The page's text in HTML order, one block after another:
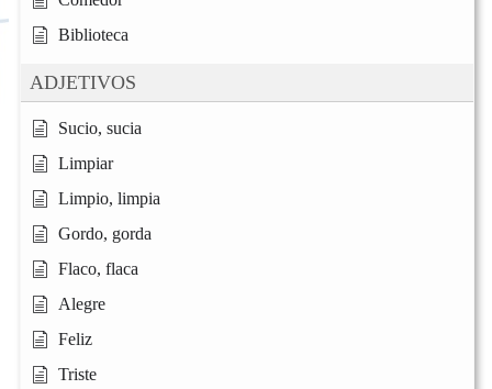
Biblioteca
ADJETIVOS
Sucio, sucia
Limpiar
Limpio, limpia
Gordo, gorda
Flaco, flaca
Alegre
Feliz
Triste